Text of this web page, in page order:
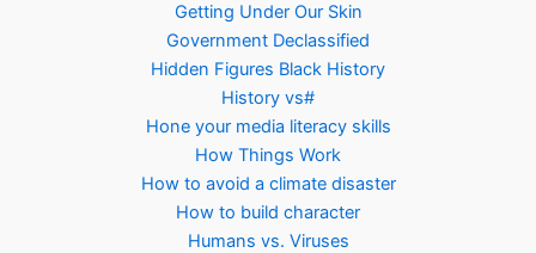
Getting Under Our Skin
Government Declassified
Hidden Figures Black History
History vs#
Hone your media literacy skills
How Things Work
How to avoid a climate disaster
How to build character
Humans vs. Viruses